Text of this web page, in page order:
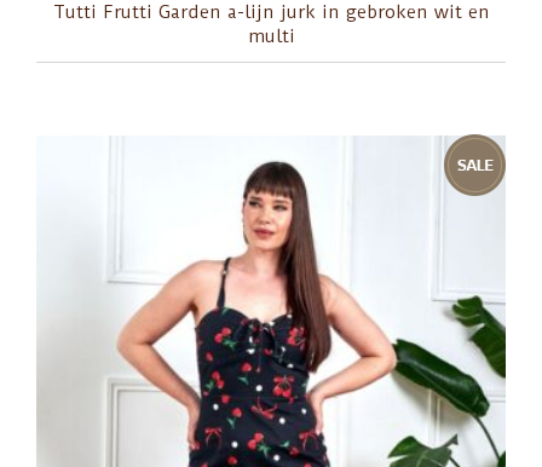
Tutti Frutti Garden a-lijn jurk in gebroken wit en
multi